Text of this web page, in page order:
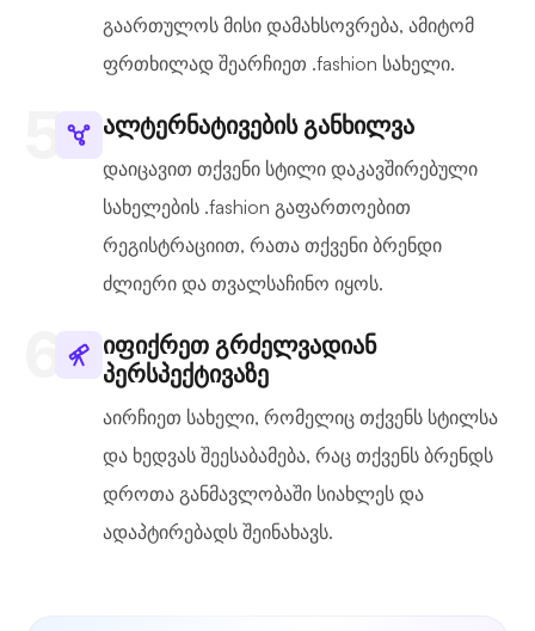
გაართულოს მისი დამახსოვრება, ამიტომ
ფრთხილად შეარჩიეთ .fashion სახელი.
ალტერნატივების განხილვა
დაიცავით თქვენი სტილი დაკავშირებული
სახელების .fashion გაფართოებით
რეგისტრაციით, რათა თქვენი ბრენდი
ძლიერი და თვალსაჩინო იყოს.
იფიქრეთ გრძელვადიან
პერსპექტივაზე
აირჩიეთ სახელი, რომელიც თქვენს სტილსა
და ხედვას შეესაბამება, რაც თქვენს ბრენდს
დროთა განმავლობაში სიახლეს და
ადაპტირებადს შეინახავს.